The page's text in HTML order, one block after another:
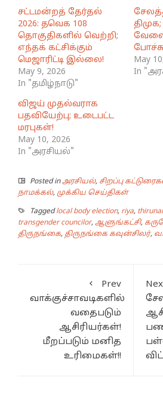
சட்டமன்றத் தேர்தல்
2026: தவெக 108
தொகுதிகளில் வெற்றி;
எந்தக் கட்சிக்கும்
மெஜாரிட்டி இல்லை!
May 9, 2026
In "தமிழ்நாடு"
May
In
விஜய் முதல்வராக
பதவியேற்பு; உடைபட்ட
மரபுகள்!
May 10, 2026
In "அரசியல்"
Posted inஅரசியல், சிறப்பு
நாமக்கல், முக்கிய செய்திகள்
Taggedlocal body election, riya,
transgender councilor, ஆளுங்கட்சி,
திருநங்கை, திருநங்கை கவுன்சிலர்,
Prev
வாக்குச்சாவடிகளில்
வதைபடும்
ஆசிரியர்கள்!
மீறப்படும் மனித
உரிமைகள்!!